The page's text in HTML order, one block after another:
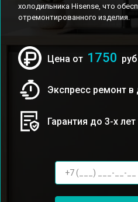
холодильника Hisense, что
отремонтированного изделия.
Цена от 1750 руб
Экспресс ремонт
Гарантия до 3-х лет